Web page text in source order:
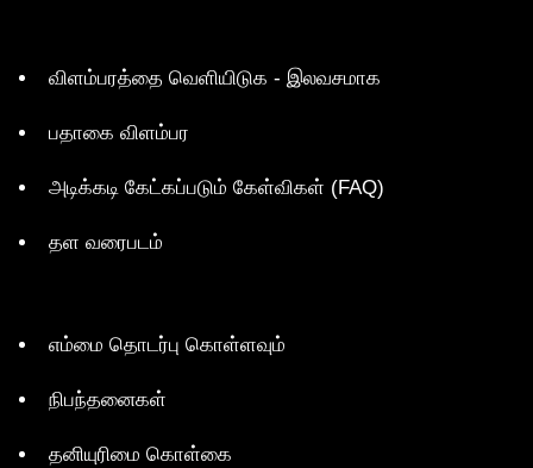
விளம்பரத்தை வெளியிடுக - இலவசமாக
பதாகை விளம்பர
அடிக்கடி கேட்கப்படும் கேள்விகள் (FAQ)
தள வரைபடம்
எம்மை தொடர்பு கொள்ளவும்
நிபந்தனைகள்
தனியுரிமை கொள்கை